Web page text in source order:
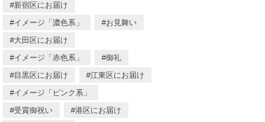
新宿区にお届け
イメージ「濃色系」 お見舞い
大田区にお届け
イメージ「赤色系」 御礼
目黒区にお届け 江東区にお届け
イメージ「ピンク系」
受賞御祝い 港区にお届け